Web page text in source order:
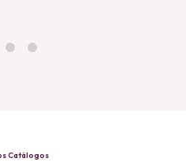
Catálogos